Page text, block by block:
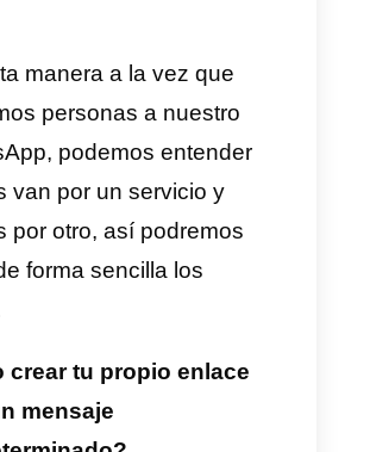
en WhatsApp.me
y crear varios enlaces
descripciones
ejemplo:
con una clínica o
odontológico,